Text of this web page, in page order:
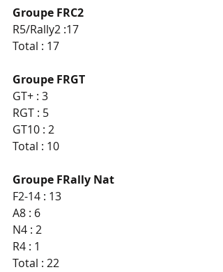
Groupe FRC2
R5/Rally2 :17
Total : 17
Groupe FRGT
GT+ : 3
RGT : 5
GT10 : 2
Total : 10
Groupe FRally Nat
F2-14 : 13
A8 : 6
N4 : 2
R4 : 1
Total : 22